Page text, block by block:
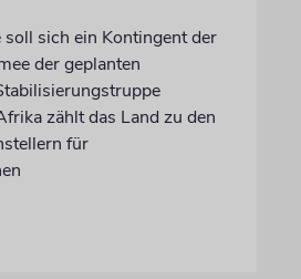
sich ein Kontingent der
der geplanten
zählt das Land zu den
für